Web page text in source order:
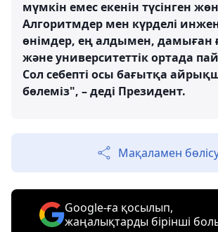
мүмкін емес екенін түсінген
Алгоритмдер мен күрделі
өнімдер, ең алдымен,
және университеттік ортада
Сол себепті осы бағытқа
бөлеміз", – деді Президент.
Мақаламен
Google-ға қосылып,
жаңалықтарды бірінші